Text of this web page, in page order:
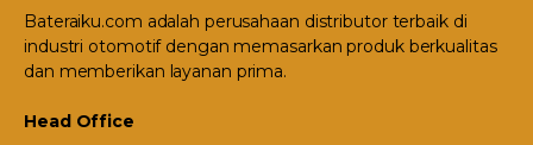
Bateraiku.com adalah perusahaan distributor terbaik di
industri otomotif dengan memasarkan produk berkualitas
dan memberikan layanan prima.
Head Office